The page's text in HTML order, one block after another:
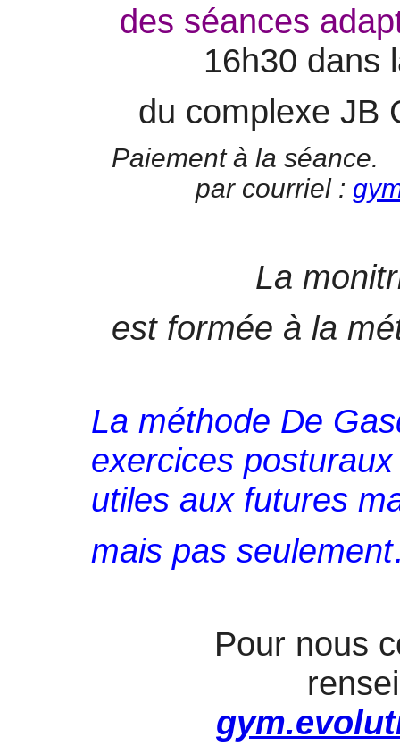
des séances
16h30 dans
du complexe JB
Paiement à la séance.
par courriel :
La
est formée à la
La méthode De
exercices
utiles aux futures
mais pas
Pour nous